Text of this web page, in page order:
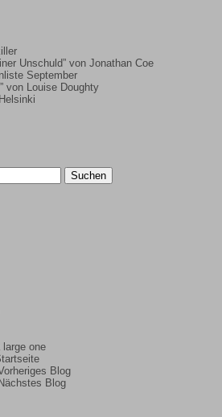
Unschuld” von Jonathan Coe
September
von Louise Doughty
large one
Blog
Blog